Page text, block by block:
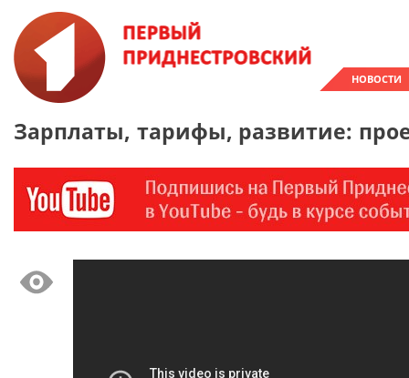
НОВОСТИ
Зарплаты, тарифы, развитие: